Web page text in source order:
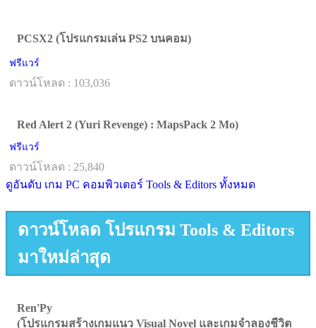
PCSX2 (โปรแกรมเล่น PS2 บนคอม)
ฟรีแวร์
ดาวน์โหลด : 103,036
Red Alert 2 (Yuri Revenge) : MapsPack 2 Mo)
ฟรีแวร์
ดาวน์โหลด : 25,840
ดูอันดับ เกม PC คอมพิวเตอร์ Tools & Editors ทั้งหมด
ดาวน์โหลด โปรแกรม Tools & Editors
มาใหม่ล่าสุด
Ren'Py
(โปรแกรมสร้างเกมแนว Visual Novel และเกมจำลองชีวิต